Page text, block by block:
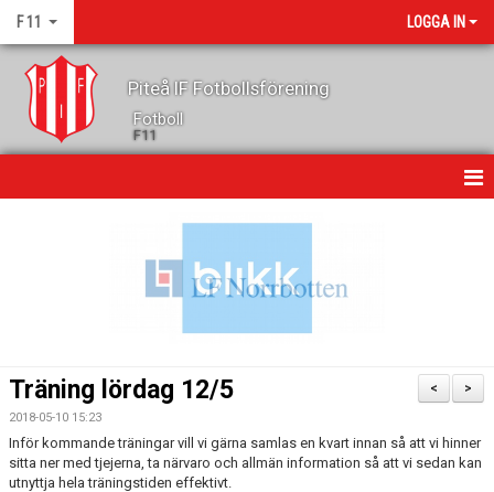
F 11 LOGGA IN
Piteå IF Fotbollsförening
Fotboll
F11
TRUPPEN
KONTAKT
>
<
Träning lördag 12/5
2018-05-10 15:23
Inför kommande träningar vill vi gärna samlas en kvart innan så att vi hinner
sitta ner med tjejerna, ta närvaro och allmän information så att vi sedan kan
utnyttja hela träningstiden effektivt.